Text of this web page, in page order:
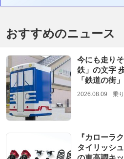
おすすめのニュース
今にも走り
鉄」の文字
「鉄道の街
2026.08.09 乗
『カローラ
タイリッシ